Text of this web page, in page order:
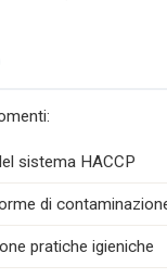
sistema HACCP
di
pratiche igieniche